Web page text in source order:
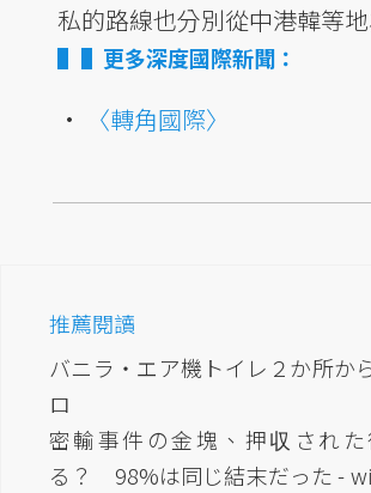
私的路線也分別從中港韓等地
▌更多深度國際新聞：
• 〈轉角國際〉
推薦閱讀
バニラ・エア機トイレ２か所か
ロ
密輸事件の金塊、押収され
る？ 98%は同じ結末だった -